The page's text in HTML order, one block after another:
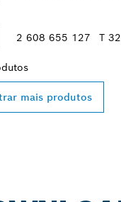
2 608 655 127 T
mais produtos